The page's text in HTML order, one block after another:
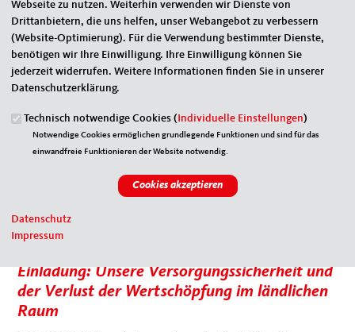
Einladung: Unsere Versorgungssicherheit und
der Verlust der Wertschöpfung im ländlichen
Raum
Webseite zu nutzen. Weiterhin verwenden wir Dienste von
Drittanbietern, die uns helfen, unser Webangebot zu verbessern
(Website-Optimierung). Für die Verwendung bestimmter Dienste,
benötigen wir Ihre Einwilligung. Ihre Einwilligung können Sie
jederzeit widerrufen. Weitere Informationen finden Sie in unserer
Datenschutzerklärung.
Technisch notwendige Cookies ( Individuelle Einstellungen)
Notwendige Cookies ermöglichen grundlegende Funktionen und sind für das
einwandfreie Funktionieren der Website notwendig.
Datenschutz
Impressum